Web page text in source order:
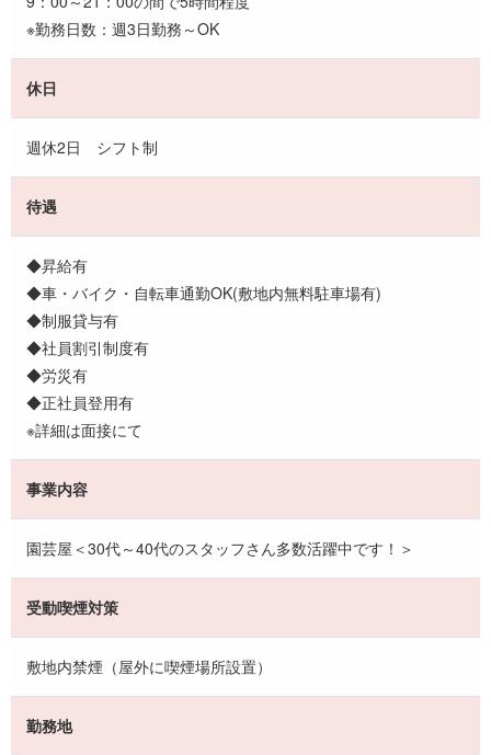
※勤務日数：週3日勤務～OK
休日
週休2日 シフト制
待遇
◆昇給有
◆車・バイク・自転車通勤OK(敷地内無料駐車場有)
◆制服貸与有
◆社員割引制度有
◆労災有
◆正社員登用有
※詳細は面接にて
事業内容
園芸屋＜30代～40代のスタッフさん多数活躍中です！＞
受動喫煙対策
敷地内禁煙（屋外に喫煙場所設置）
勤務地